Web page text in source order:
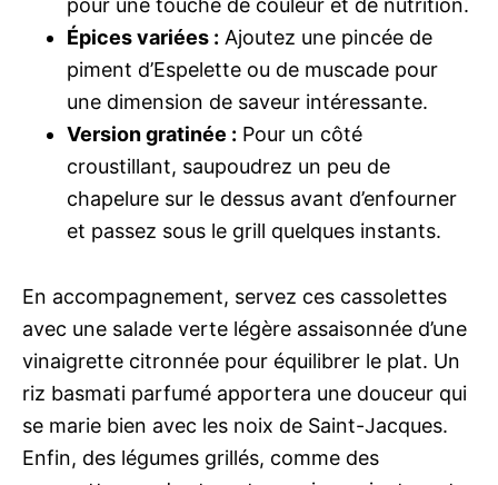
pour une touche de couleur et de nutrition.
Épices variées : Ajoutez une pincée de
piment d’Espelette ou de muscade pour
une dimension de saveur intéressante.
Version gratinée : Pour un côté
croustillant, saupoudrez un peu de
chapelure sur le dessus avant d’enfourner
et passez sous le grill quelques instants.
En accompagnement, servez ces cassolettes
avec une salade verte légère assaisonnée d’une
vinaigrette citronnée pour équilibrer le plat. Un
riz basmati parfumé apportera une douceur qui
se marie bien avec les noix de Saint-Jacques.
Enfin, des légumes grillés, comme des